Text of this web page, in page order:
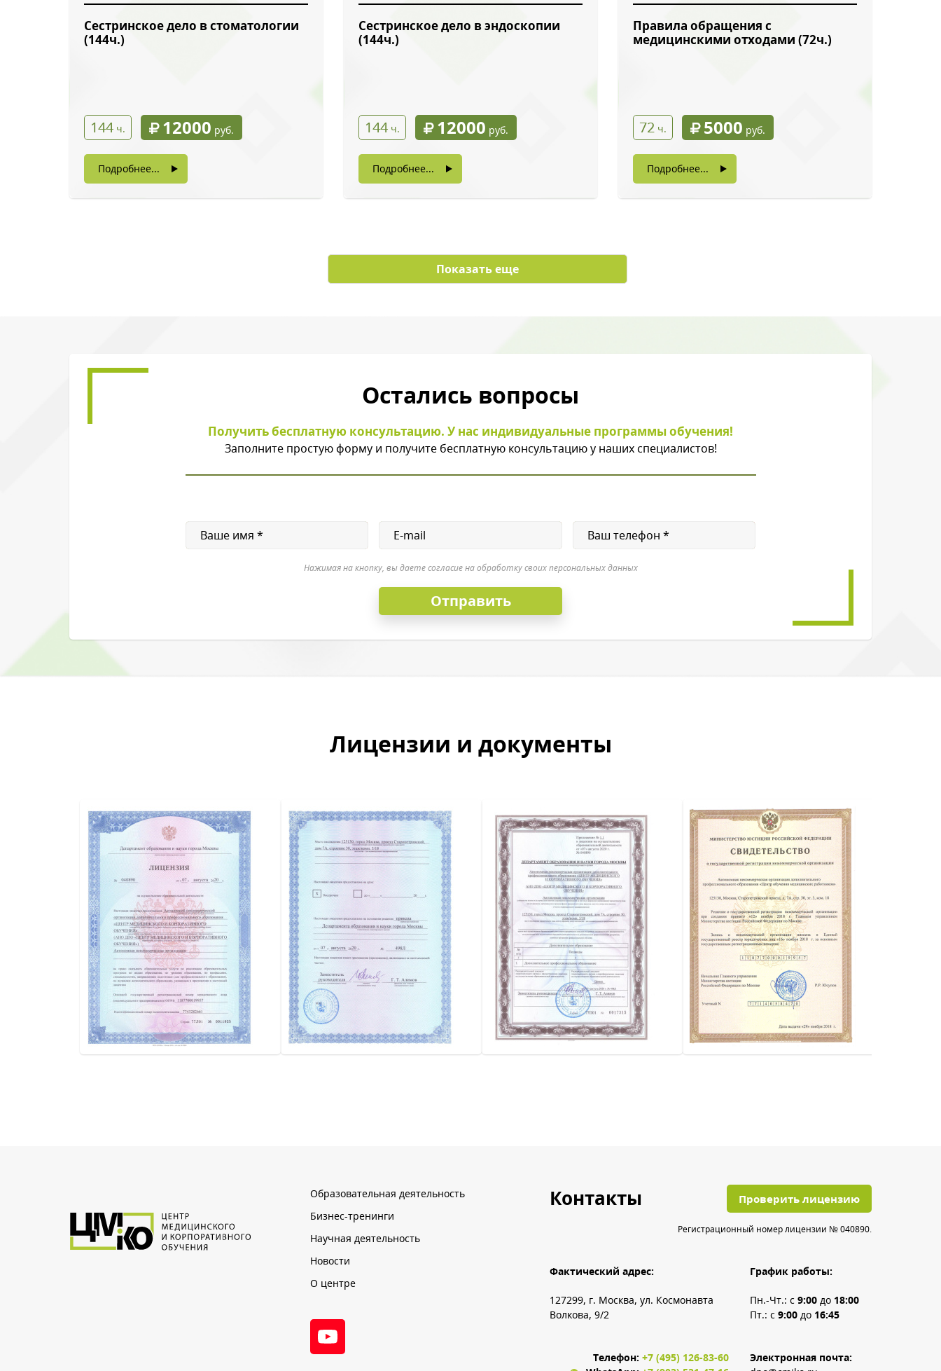
Сестринское дело в стоматологии
(144ч.)
144 ч. 12000 руб.
Подробнее...
Сестринское дело в эндоскопии
(144ч.)
144 ч. 12000 руб.
Подробнее...
Правила обращения с
медицинскими отходами (72ч.)
72 ч. 5000 руб.
Подробнее...
Показать еще
Остались вопросы
Получить бесплатную консультацию. У нас индивидуальные программы обучения!
Заполните простую форму и получите бесплатную консультацию у наших специалистов!
Нажимая на кнопку, вы даете согласие на обработку своих персональных данных
Лицензии и документы
Обратный звонок
Образовательная деятельность
Бизнес-тренинги
Научная деятельность
Новости
О центре
Контакты Проверить лицензию
Регистрационный номер лицензии № 040890.
Фактический адрес:
127299, г. Москва, ул. Космонавта
Волкова, 9/2
График работы:
Пн.-Чт.: с 9:00до 18:00
Пт.: с 9:00до 16:45
Телефон: +7 (495) 126-83-60
Электронная почта: